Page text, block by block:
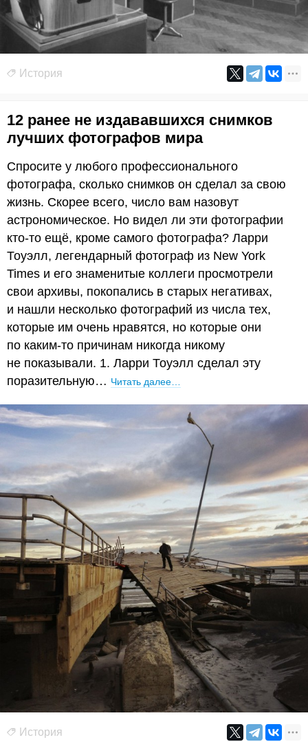
История
12 ранее не издававшихся снимков
лучших фотографов мира
Спросите у любого профессионального
фотографа, сколько снимков он сделал за свою
жизнь. Скорее всего, число вам назовут
астрономическое. Но видел ли эти фотографии
кто-то ещё, кроме самого фотографа? Ларри
Тоуэлл, легендарный фотограф из New York
Times и его знаменитые коллеги просмотрели
свои архивы, покопались в старых негативах,
и нашли несколько фотографий из числа тех,
которые им очень нравятся, но которые они
по каким-то причинам никогда никому
не показывали. 1. Ларри Тоуэлл сделал эту
поразительную… Читать далее…
История